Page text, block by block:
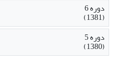
دوره 6
(1381)
دوره 5
(1380)